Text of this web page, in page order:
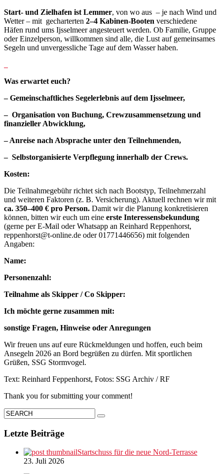
Start- und Zielhafen ist Lemmer, von wo aus – je nach Wind und
Wetter – mit gecharterten 2–4 Kabinen-Booten verschiedene
Häfen rund ums Ijsselmeer angesteuert werden. Ob Familie, Gruppe
oder Einzelperson, willkommen sind alle, die Lust auf gemeinsames
Segeln und unvergessliche Tage auf dem Wasser haben.
Was erwartet euch?
– Gemeinschaftliches Segelerlebnis auf dem Ijsselmeer,
– Organisation von Buchung, Crewzusammensetzung und
finanzieller Abwicklung,
– Anreise nach Absprache unter den Teilnehmenden,
– Selbstorganisierte Verpflegung innerhalb der Crews.
Kosten:
Die Teilnahmegebühr richtet sich nach Bootstyp, Teilnehmerzahl
und weiteren Faktoren (z. B. Versicherung). Aktuell rechnen wir mit
ca. 350–400 € pro Person. Damit wir die Planung konkretisieren
können, bitten wir euch um eine erste Interessensbekundung
(gerne per E-Mail oder Whatsapp an Reinhard Reppenhorst,
reppenhorst@t-online.de oder 01771446656) mit folgenden
Angaben:
Name:
Personenzahl:
Teilnahme als Skipper / Co Skipper:
Ich möchte gerne zusammen mit:
sonstige Fragen, Hinweise oder Anregungen
Wir freuen uns auf eure Rückmeldungen und hoffen, euch beim
Ansegeln 2026 an Bord begrüßen zu dürfen. Mit sportlichen
Grüßen, SSG Stormvogel.
Text: Reinhard Feppenhorst, Fotos: SSG Archiv / RF
Thank you for submitting your comment!
Letzte Beiträge
Startschuss für die neue Nord-Terrasse
23. Juli 2026